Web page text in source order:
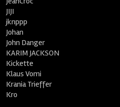
JIJI
jknppp
Johan
John Danger
KARIM JACKSON
Kickette
Klaus Vomi
Krania Trieffer
Kro